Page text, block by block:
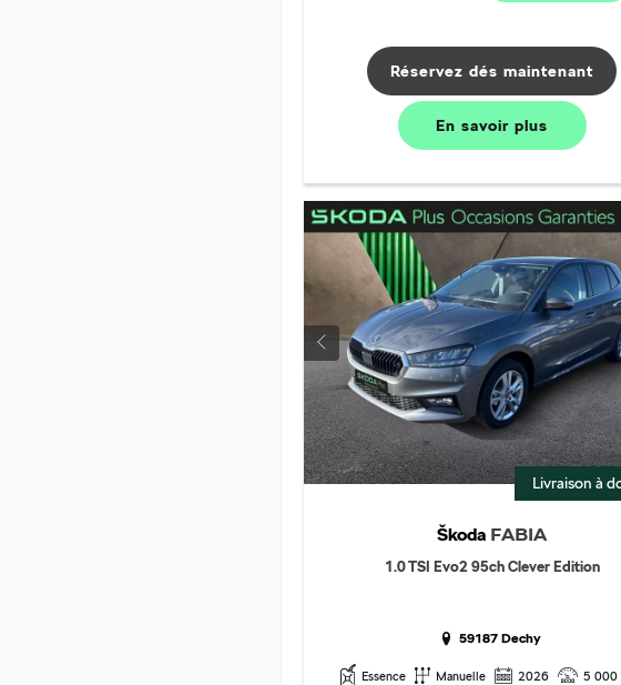
Réservez dés maintenant
En savoirplus
Livraison à
Škoda FABIA
1.0 TSI Evo2 95ch Clever Edition
59187 Dechy
Essence Manuelle 2026 5 000